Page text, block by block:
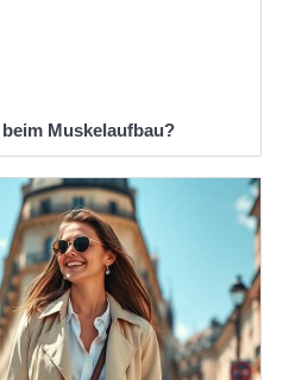
Muskelaufbau?